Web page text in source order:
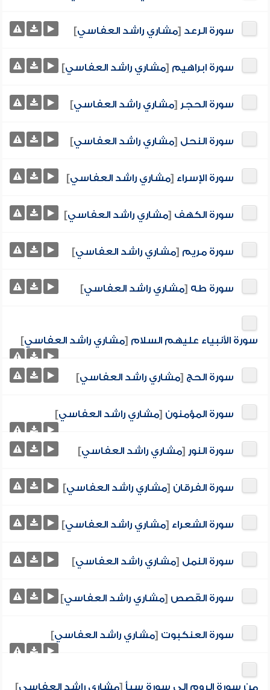
سورة الرعد [مشاري راشد العفاسي]
سورة ابراهيم [مشاري راشد العفاسي]
سورة الحجر [مشاري راشد العفاسي]
سورة النحل [مشاري راشد العفاسي]
سورة الإسراء [مشاري راشد العفاسي]
سورة الكهف [مشاري راشد العفاسي]
سورة مريم [مشاري راشد العفاسي]
سورة طه [مشاري راشد العفاسي]
سورة الأنبياء عليهم السلام [مشاري راشد العفاسي]
سورة الحج [مشاري راشد العفاسي]
سورة المؤمنون [مشاري راشد العفاسي]
سورة النور [مشاري راشد العفاسي]
سورة الفرقان [مشاري راشد العفاسي]
سورة الشعراء [مشاري راشد العفاسي]
سورة النمل [مشاري راشد العفاسي]
سورة القصص [مشاري راشد العفاسي]
سورة العنكبوت [مشاري راشد العفاسي]
من سورة الروم إلى سورة سبأ [مشاري راشد العفاسي]